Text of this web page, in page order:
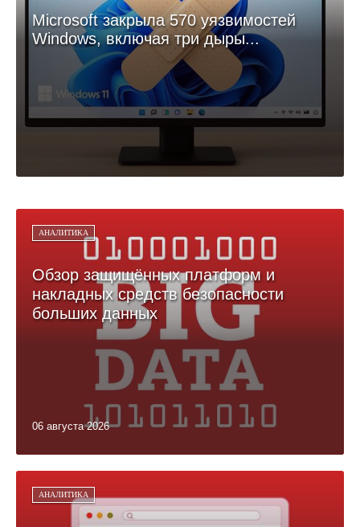
Microsoft закрыла 570 уязвимостей
Windows, включая три дыры...
АНАЛИТИКА
Обзор защищённых платформ и
накладных средств безопасности
больших данных
06 августа 2026
АНАЛИТИКА